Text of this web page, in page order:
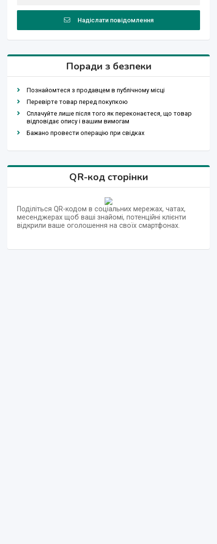
Надіслати повідомлення
Поради з безпеки
Познайомтеся з продавцем в публічному місці
Перевірте товар перед покупкою
Сплачуйте лише після того як переконаєтеся, що товар
відповідає опису і вашим вимогам
Бажано провести операцію при свідках
QR-код сторінки
Поділіться QR-кодом в соціальних мережах, чатах,
месенджерах щоб ваші знайомі, потенційні клієнти
відкрили ваше оголошення на своїх смартфонах.